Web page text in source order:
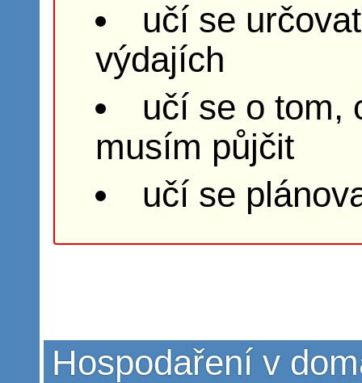
učí se
výdajích
učí se o tom,
musím půjčit
učí se
Hospodaření v